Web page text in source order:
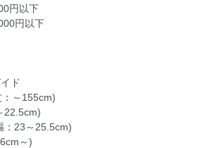
円以下
円以下
ド
～155cm)
23～25.5cm)
～)